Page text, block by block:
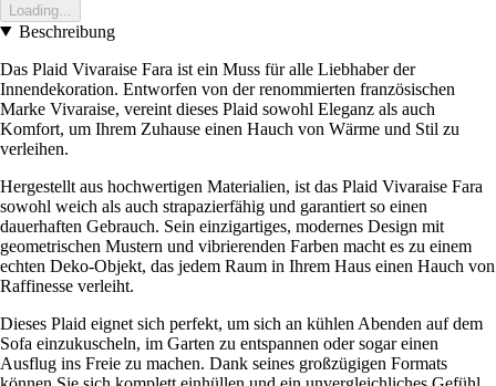
Loading...
Beschreibung
Das Plaid Vivaraise Fara ist ein Muss für alle Liebhaber der
Innendekoration. Entworfen von der renommierten französischen
Marke Vivaraise, vereint dieses Plaid sowohl Eleganz als auch
Komfort, um Ihrem Zuhause einen Hauch von Wärme und Stil zu
verleihen.
Hergestellt aus hochwertigen Materialien, ist das Plaid Vivaraise Fara
sowohl weich als auch strapazierfähig und garantiert so einen
dauerhaften Gebrauch. Sein einzigartiges, modernes Design mit
geometrischen Mustern und vibrierenden Farben macht es zu einem
echten Deko-Objekt, das jedem Raum in Ihrem Haus einen Hauch von
Raffinesse verleiht.
Dieses Plaid eignet sich perfekt, um sich an kühlen Abenden auf dem
Sofa einzukuscheln, im Garten zu entspannen oder sogar einen
Ausflug ins Freie zu machen. Dank seines großzügigen Formats